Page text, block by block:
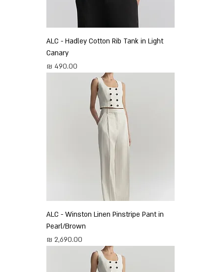
ALC - Hadley Cotton Rib Tank in Light
Canary
מחיר
ALC - Winston Linen Pinstripe Pant in
Pearl/Brown
מחיר